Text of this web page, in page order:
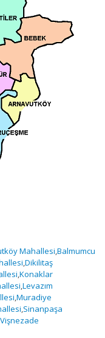
Mahallesi Balmumcu
Dikilitaş
Konaklar
Levazım
Muradiye
Sinanpaşa
Vişnezade